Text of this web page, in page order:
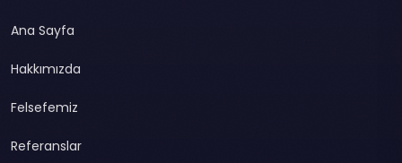
Ana Sayfa
Hakkımızda
Felsefemiz
Referanslar